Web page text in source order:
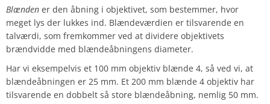
Blænden er den åbning i objektivet, som bestemmer, hvor
meget lys der lukkes ind. Blændeværdien er tilsvarende en
talværdi, som fremkommer ved at dividere objektivets
brændvidde med blændeåbningens diameter.
Har vi eksempelvis et 100 mm objektiv blænde 4, så ved vi, at
blændeåbningen er 25 mm. Et 200 mm blænde 4 objektiv har
tilsvarende en dobbelt så store blændeåbning, nemlig 50 mm.